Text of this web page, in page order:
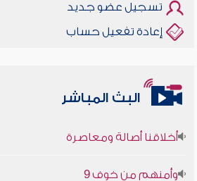
تسجيل عضو جديد
إعادة تفعيل حساب
البث المباشر